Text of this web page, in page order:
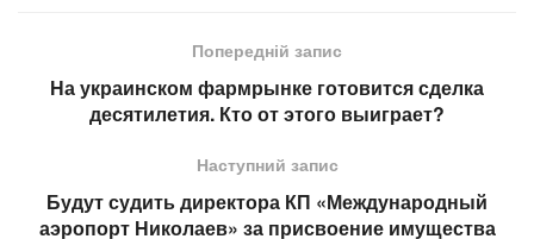
Попередній запис
На украинском фармрынке готовится сделка
десятилетия. Кто от этого выиграет?
Наступний запис
Будут судить директора КП «Международный
аэропорт Николаев» за присвоение имущества